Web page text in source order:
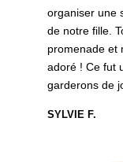
organiser une
de notre fille.
promenade et
adoré ! Ce fut
garderons de
SYLVIE F.